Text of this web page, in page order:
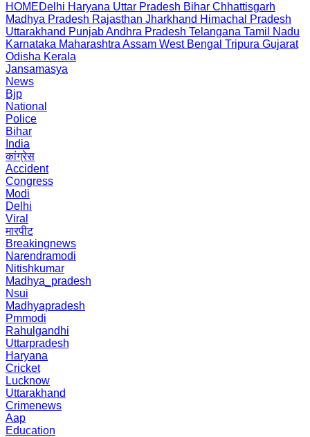
HOMEDelhi Haryana Uttar Pradesh Bihar Chhattisgarh
Madhya Pradesh Rajasthan Jharkhand Himachal Pradesh
Uttarakhand PunjabAndhra Pradesh Telangana Tamil Nadu
Karnataka Maharashtra Assam West Bengal Tripura Gujarat
Odisha Kerala
Jansamasya
News
Bjp
National
Police
Bihar
India
कांग्रेस
Accident
Congress
Modi
Delhi
Viral
मारपीट
Breakingnews
Narendramodi
Nitishkumar
Madhya_pradesh
Nsui
Madhyapradesh
Pmmodi
Rahulgandhi
Uttarpradesh
Haryana
Cricket
Lucknow
Uttarakhand
Crimenews
Aap
Education